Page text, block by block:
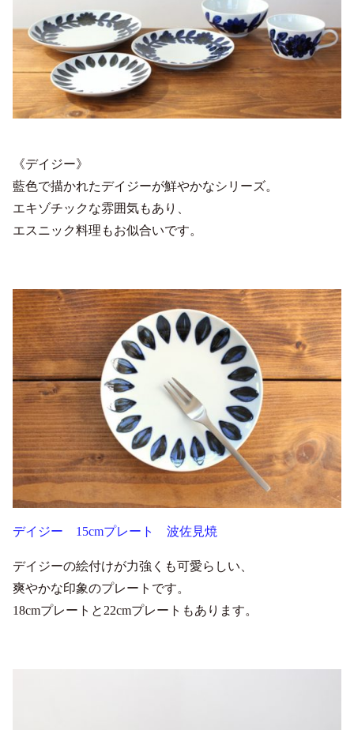
《デイジー》
藍色で描かれたデイジーが鮮やかなシリーズ。
エキゾチックな雰囲気もあり、
エスニック料理もお似合いです。
デイジー 15cmプレート 波佐見焼
デイジーの絵付けが力強くも可愛らしい、
爽やかな印象のプレートです。
18cmプレートと22cmプレートもあります。